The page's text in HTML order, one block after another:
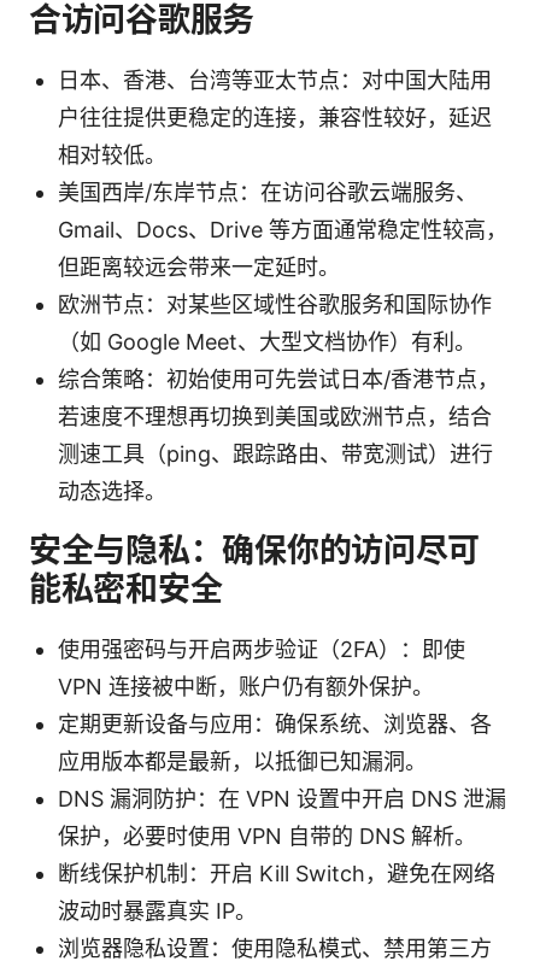
合访问谷歌服务
日本、香港、台湾等亚太节点：对中国大陆用
户往往提供更稳定的连接，兼容性较好，延迟
相对较低。
美国西岸/东岸节点：在访问谷歌云端服务、
Gmail、Docs、Drive 等方面通常稳定性较高，
但距离较远会带来一定延时。
欧洲节点：对某些区域性谷歌服务和国际协作
（如 Google Meet、大型文档协作）有利。
综合策略：初始使用可先尝试日本/香港节点，
若速度不理想再切换到美国或欧洲节点，结合
测速工具（ping、跟踪路由、带宽测试）进行
动态选择。
安全与隐私：确保你的访问尽可
能私密和安全
使用强密码与开启两步验证（2FA）：即使
VPN 连接被中断，账户仍有额外保护。
定期更新设备与应用：确保系统、浏览器、各
应用版本都是最新，以抵御已知漏洞。
DNS 漏洞防护：在 VPN 设置中开启 DNS 泄漏
保护，必要时使用 VPN 自带的 DNS 解析。
断线保护机制：开启 Kill Switch，避免在网络
波动时暴露真实 IP。
浏览器隐私设置：使用隐私模式、禁用第三方